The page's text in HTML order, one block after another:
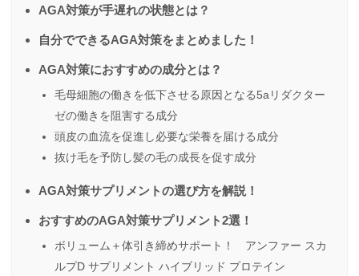
AGA対策が手遅れの状態とは？
自分でできるAGA対策をまとめました！
AGA対策におすすめの成分とは？
毛母細胞の働きを低下させる原因となる5aリダクター
ゼの働きを阻害する成分
頭皮の血流を促進し必要な栄養を届ける成分
抜け毛を予防し髪の毛の成長を促す成分
AGA対策サプリメントの選び方を解説！
おすすめのAGA対策サプリメント2選！
ボリューム＋体引き締めサポート！ アンファー スカ
ルプD サプリメント ハイブリッド プロテイン